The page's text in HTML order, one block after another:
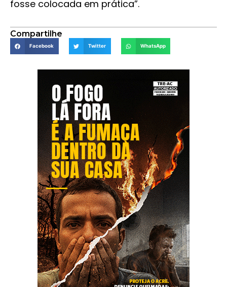
fosse colocada em prática”.
Compartilhe
Facebook Twitter WhatsApp